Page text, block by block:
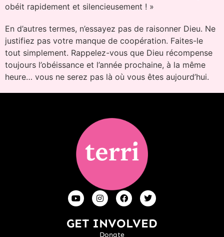
obéit rapidement et silencieusement ! »
En d’autres termes, n’essayez pas de raisonner Dieu. Ne
justifiez pas votre manque de coopération. Faites-le
tout simplement. Rappelez-vous que Dieu récompense
toujours l’obéissance et l’année prochaine, à la même
heure… vous ne serez pas là où vous êtes aujourd’hui.
GET INVOLVED
Donate